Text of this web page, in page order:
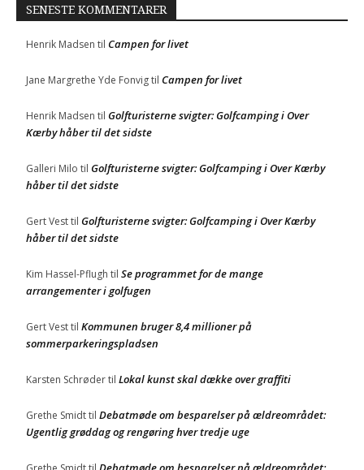
SENESTE KOMMENTARER
Henrik Madsen til Campen for livet
Jane Margrethe Yde Fonvigtil Campen for livet
Henrik Madsen til Golfturisterne svigter: Golfcamping i Over
Kærby håber til det sidste
Galleri Milo til Golfturisterne svigter: Golfcamping i Over Kærby
håber til det sidste
Gert Vesttil Golfturisterne svigter: Golfcamping i Over Kærby
håber til det sidste
Kim Hassel-Pflugh til Se programmet for de mange
arrangementer i golfugen
Gert Vesttil Kommunen bruger 8,4 millioner på
sommerparkeringspladsen
Karsten Schrødertil Lokal kunst skal dække over graffiti
Grethe Smidttil Debatmøde om besparelser på ældreområdet:
Ugentlig grøddag og rengøring hver tredje uge